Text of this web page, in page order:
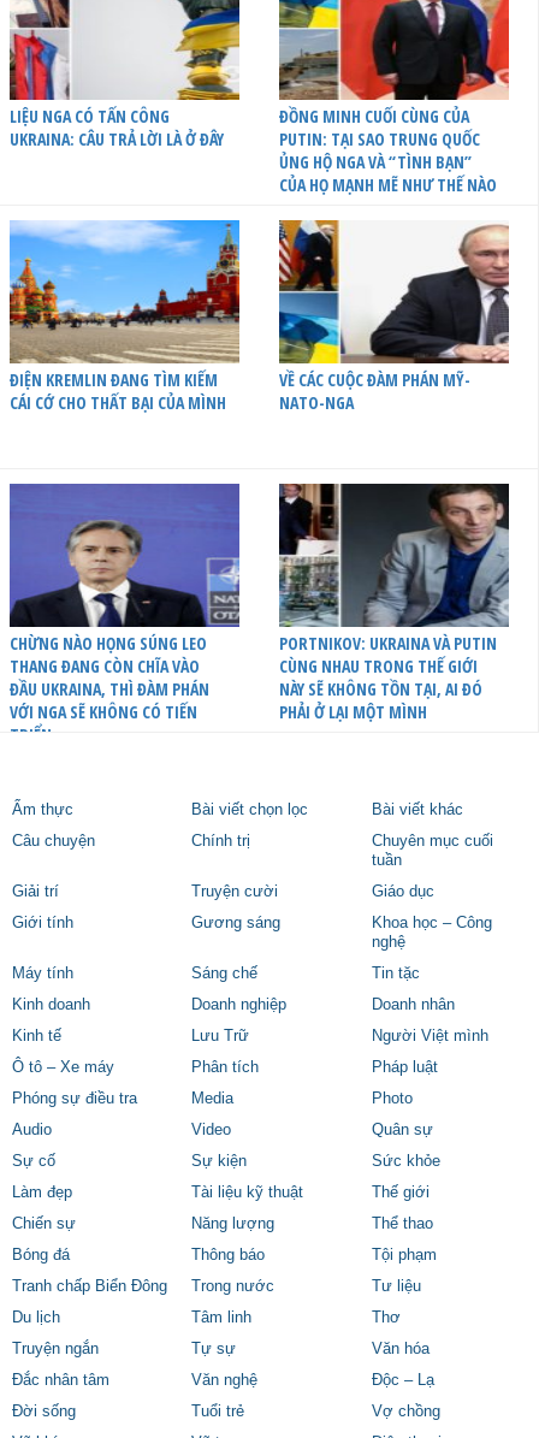
LIỆU NGA CÓ TẤN CÔNG
UKRAINA: CÂU TRẢ LỜI LÀ Ở ĐÂY
ĐỒNG MINH CUỐI CÙNG CỦA
PUTIN: TẠI SAO TRUNG QUỐC
ỦNG HỘ NGA VÀ “TÌNH BẠN”
CỦA HỌ MẠNH MẼ NHƯ THẾ NÀO
ĐIỆN KREMLIN ĐANG TÌM KIẾM
CÁI CỚ CHO THẤT BẠI CỦA MÌNH
VỀ CÁC CUỘC ĐÀM PHÁN MỸ-
NATO-NGA
CHỪNG NÀO HỌNG SÚNG LEO
THANG ĐANG CÒN CHĨA VÀO
ĐẦU UKRAINA, THÌ ĐÀM PHÁN
VỚI NGA SẼ KHÔNG CÓ TIẾN
TRIỂN
PORTNIKOV: UKRAINA VÀ PUTIN
CÙNG NHAU TRONG THẾ GIỚI
NÀY SẼ KHÔNG TỒN TẠI, AI ĐÓ
PHẢI Ở LẠI MỘT MÌNH
Ẩm thực Bài viết chọn lọc
Bài viết khác
Câu chuyện
Chính trị
Chuyên mục cuối
tuần
Giải trí
Truyện cười
Giáo dục
Giới tính
Gương sáng
Khoa học – Công
nghệ
Máy tính
Sáng chế
Tin tặc
Kinh doanh
Doanh nghiệp
Doanh nhân
Kinh tế
Lưu Trữ
Người Việt mình
Ô tô – Xe máy
Phân tích
Pháp luật
Phóng sự điều tra
Media
Photo
Audio
Video
Quân sự
Sự cố
Sự kiện
Sức khỏe
Làm đẹp
Tài liệu kỹ thuật
Thế giới
Chiến sự
Năng lượng
Thể thao
Bóng đá
Thông báo
Tội phạm
Tranh chấp Biển Đông
Trong nước
Tư liệu
Du lịch
Tâm linh
Thơ
Truyện ngắn
Tự sự
Văn hóa
Đắc nhân tâm
Văn nghệ
Độc – Lạ
Đời sống
Tuổi trẻ
Vợ chồng